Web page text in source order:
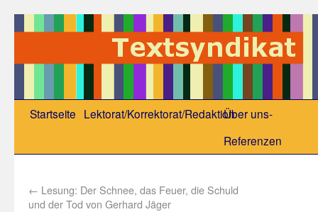
Startseite Lektorat/Korrektorat/RedaktionÜber uns-
Referenzen
← Lesung: Der Schnee, das Feuer, die Schuld
und der Tod von Gerhard Jäger